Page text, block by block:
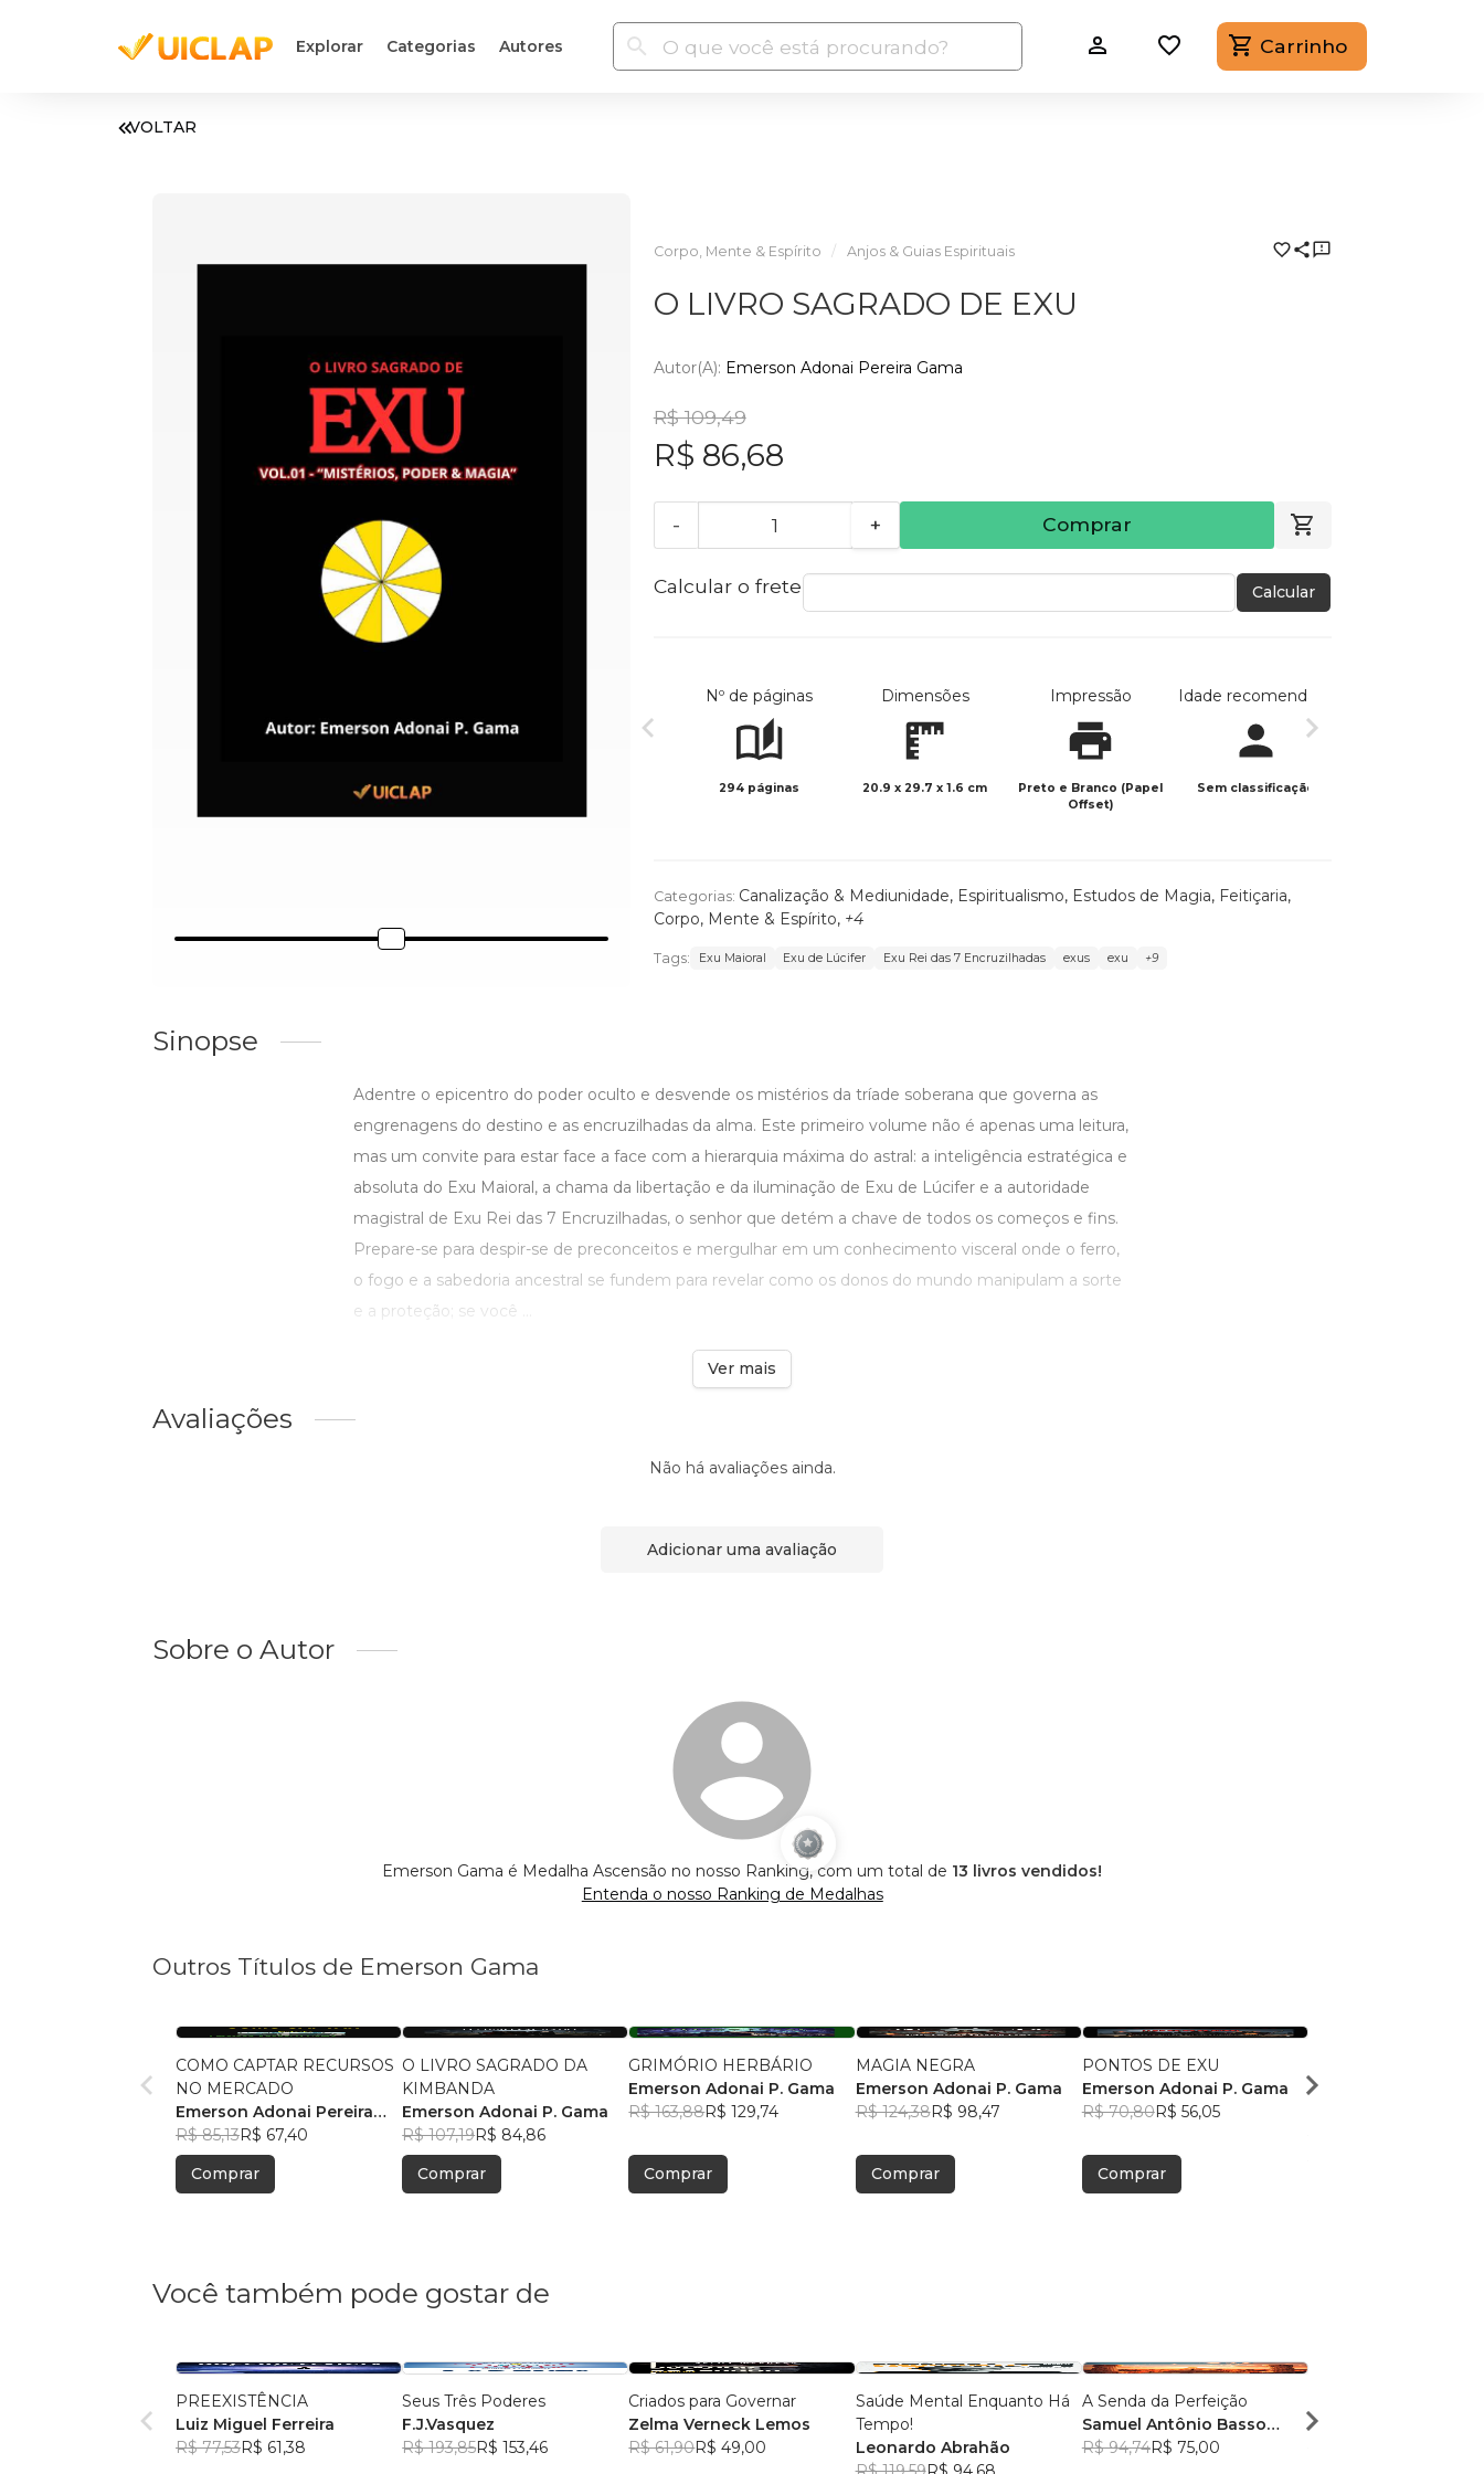
Explorar Categorias Autores Carrinho
VOLTAR
Corpo, Mente & Espírito Anjos & Guias Espirituais
O LIVRO SAGRADO DE EXU
Autor(a): Emerson Adonai Pereira Gama
R$ 109,49
R$ 86,68
- + Comprar
Calcular o frete Calcular
Nº de páginas
294 páginas
Dimensões
20.9 x 29.7 x 1.6 cm
Impressão
Preto e Branco (Papel
Offset)
Idade recomendada
Sem classificação
Categorias: Canalização & Mediunidade, Espiritualismo, Estudos de Magia, Feitiçaria,
Corpo, Mente & Espírito, +4
Tags: Exu Maioral Exu de Lúcifer Exu Rei das 7 Encruzilhadas exus exu +9
Sinopse
Adentre o epicentro do poder oculto e desvende os mistérios da tríade soberana que governa as
engrenagens do destino e as encruzilhadas da alma. Este primeiro volume não é apenas uma leitura,
mas um convite para estar face a face com a hierarquia máxima do astral: a inteligência estratégica e
absoluta do Exu Maioral, a chama da libertação e da iluminação de Exu de Lúcifer e a autoridade
magistral de Exu Rei das 7 Encruzilhadas, o senhor que detém a chave de todos os começos e fins.
Prepare-se para despir-se de preconceitos e mergulhar em um conhecimento visceral onde o ferro,
o fogo e a sabedoria ancestral se fundem para revelar como os donos do mundo manipulam a sorte
e a proteção; se você ...
Ver mais
Avaliações
Não há avaliações ainda.
Adicionar uma avaliação
Sobre o Autor
Emerson Gama é Medalha Ascensão no nosso Ranking, com um total de 13 livros vendidos!
Entenda o nosso Ranking de Medalhas
Outros Títulos de Emerson Gama
COMO CAPTAR RECURSOS
NO MERCADO
Emerson Adonai Pereira
Gama
R$ 85,13R$ 67,40
Comprar
O LIVRO SAGRADO DA
KIMBANDA
Emerson Adonai P. Gama
R$ 107,19R$ 84,86
Comprar
GRIMÓRIO HERBÁRIO
Emerson Adonai P. Gama
R$ 163,88R$ 129,74
Comprar
MAGIA NEGRA
Emerson Adonai P. Gama
R$ 124,38R$ 98,47
Comprar
PONTOS DE EXU
Emerson Adonai P. Gama
R$ 70,80R$ 56,05
Comprar
E EXUS
Você também pode gostar de
PREEXISTÊNCIA
Luiz Miguel Ferreira
R$ 77,53R$ 61,38
Seus Três Poderes
F.J.Vasquez
R$ 193,85R$ 153,46
Criados para Governar
Zelma Verneck Lemos
R$ 61,90R$ 49,00
Saúde Mental Enquanto Há
Tempo!
Leonardo Abrahão
A Senda da Perfeição
Samuel Antônio Basso
Chiesa
R$ 94,74R$ 75,00
Myrts Fernânde's